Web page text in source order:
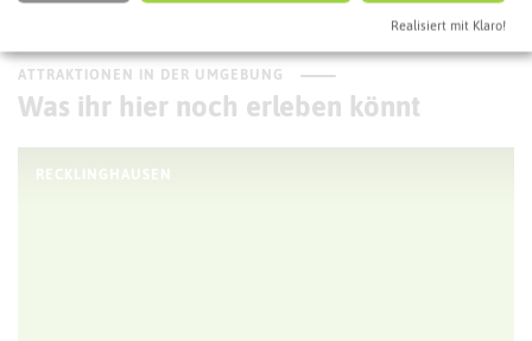
ATTRAKTIONEN IN DER UMGEBUNG
Was ihr hier noch erleben könnt
RECKLINGHAUSEN
Realisiert mit Klaro!